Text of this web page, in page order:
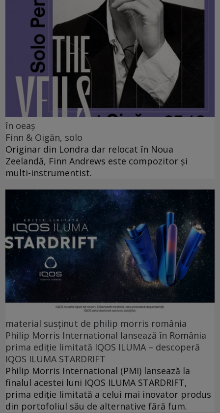
în oeaș
Finn & Oigăn, solo
Originar din Londra dar relocat în Noua
Zeelandă, Finn Andrews este compozitor și
multi-instrumentist.
material susținut de philip morris românia
Philip Morris International lansează în România
prima ediție limitată IQOS ILUMA – descoperă
IQOS ILUMA STARDRIFT
Philip Morris International (PMI) lansează la
finalul acestei luni IQOS ILUMA STARDRIFT,
prima ediție limitată a celui mai inovator produs
din portofoliul său de alternative fără fum.